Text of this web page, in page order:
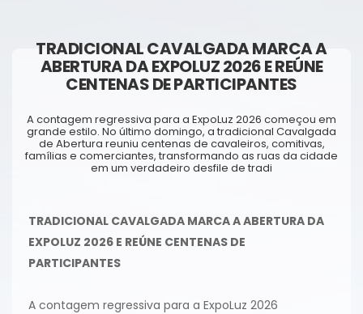
TRADICIONAL CAVALGADA MARCA A
ABERTURA DA EXPOLUZ 2026 E REÚNE
CENTENAS DE PARTICIPANTES
A contagem regressiva para a ExpoLuz 2026 começou em
grande estilo. No último domingo, a tradicional Cavalgada
de Abertura reuniu centenas de cavaleiros, comitivas,
famílias e comerciantes, transformando as ruas da cidade
em um verdadeiro desfile de tradi
TRADICIONAL CAVALGADA MARCA A ABERTURA DA
EXPOLUZ 2026 E REÚNE CENTENAS DE
PARTICIPANTES
A contagem regressiva para a ExpoLuz 2026